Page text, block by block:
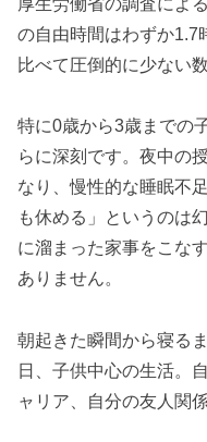
の自由時間はわずか1.7
比べて圧倒的に少ない
特に0歳から3歳までの
らに深刻です。夜中の
なり、慢性的な睡眠不
も休める」というのは
に溜まった家事をこな
ありません。
朝起きた瞬間から寝る
日、子供中心の生活。
ャリア、自分の友人関